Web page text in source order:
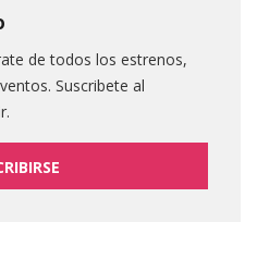
de todos los estrenos,
Suscribete al